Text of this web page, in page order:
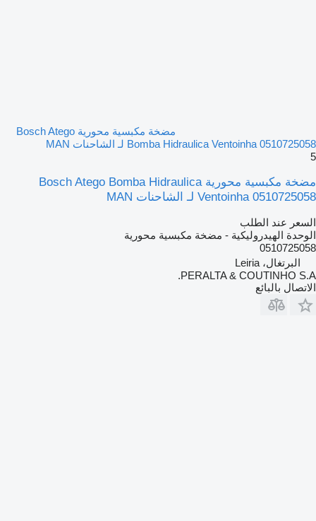
مضخة مكبسية محورية Bosch Atego
Bomba Hidraulica Ventoinha 0510725058 لـ الشاحنات MAN
5
مضخة مكبسية محورية Bosch Atego Bomba Hidraulica
Ventoinha 0510725058 لـ الشاحنات MAN
السعر عند الطلب
الوحدة الهيدروليكية - مضخة مكبسية محورية
0510725058
البرتغال، Leiria
PERALTA & COUTINHO S.A.
الاتصال بالبائع